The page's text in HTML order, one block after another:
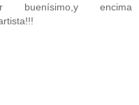
buenísimo,y encima